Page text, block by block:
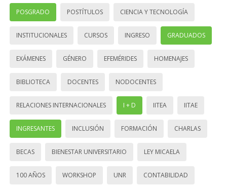
POSGRADO POSTÍTULOS CIENCIA Y TECNOLOGÍA
INSTITUCIONALES CURSOS INGRESO GRADUADOS
EXÁMENES GÉNERO EFEMÉRIDES HOMENAJES
BIBLIOTECA DOCENTES NODOCENTES
RELACIONES INTERNACIONALES I + D IITEA IITAE
INGRESANTES INCLUSIÓN FORMACIÓN CHARLAS
BECAS BIENESTAR UNIVERSITARIO LEY MICAELA
100 AÑOS WORKSHOP UNR CONTABILIDAD